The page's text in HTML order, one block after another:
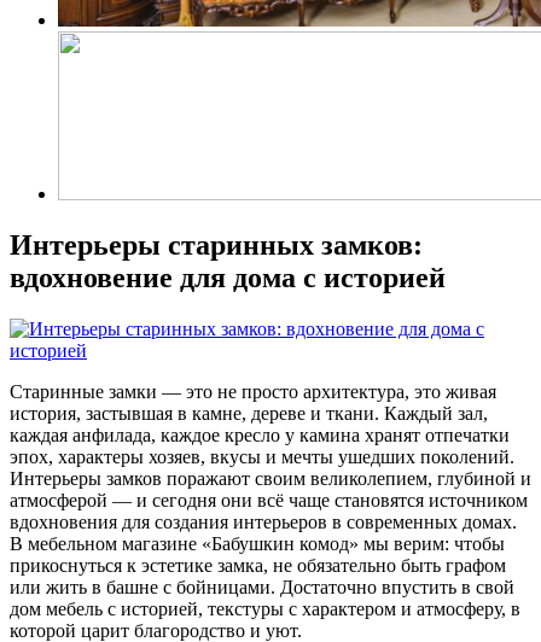
Интерьеры старинных замков:
вдохновение для дома с историей
Старинные замки — это не просто архитектура, это живая
история, застывшая в камне, дереве и ткани. Каждый зал,
каждая анфилада, каждое кресло у камина хранят отпечатки
эпох, характеры хозяев, вкусы и мечты ушедших поколений.
Интерьеры замков поражают своим великолепием, глубиной и
атмосферой — и сегодня они всё чаще становятся источником
вдохновения для создания интерьеров в современных домах.
В мебельном магазине «Бабушкин комод» мы верим: чтобы
прикоснуться к эстетике замка, не обязательно быть графом
или жить в башне с бойницами. Достаточно впустить в свой
дом мебель с историей, текстуры с характером и атмосферу, в
которой царит благородство и уют.